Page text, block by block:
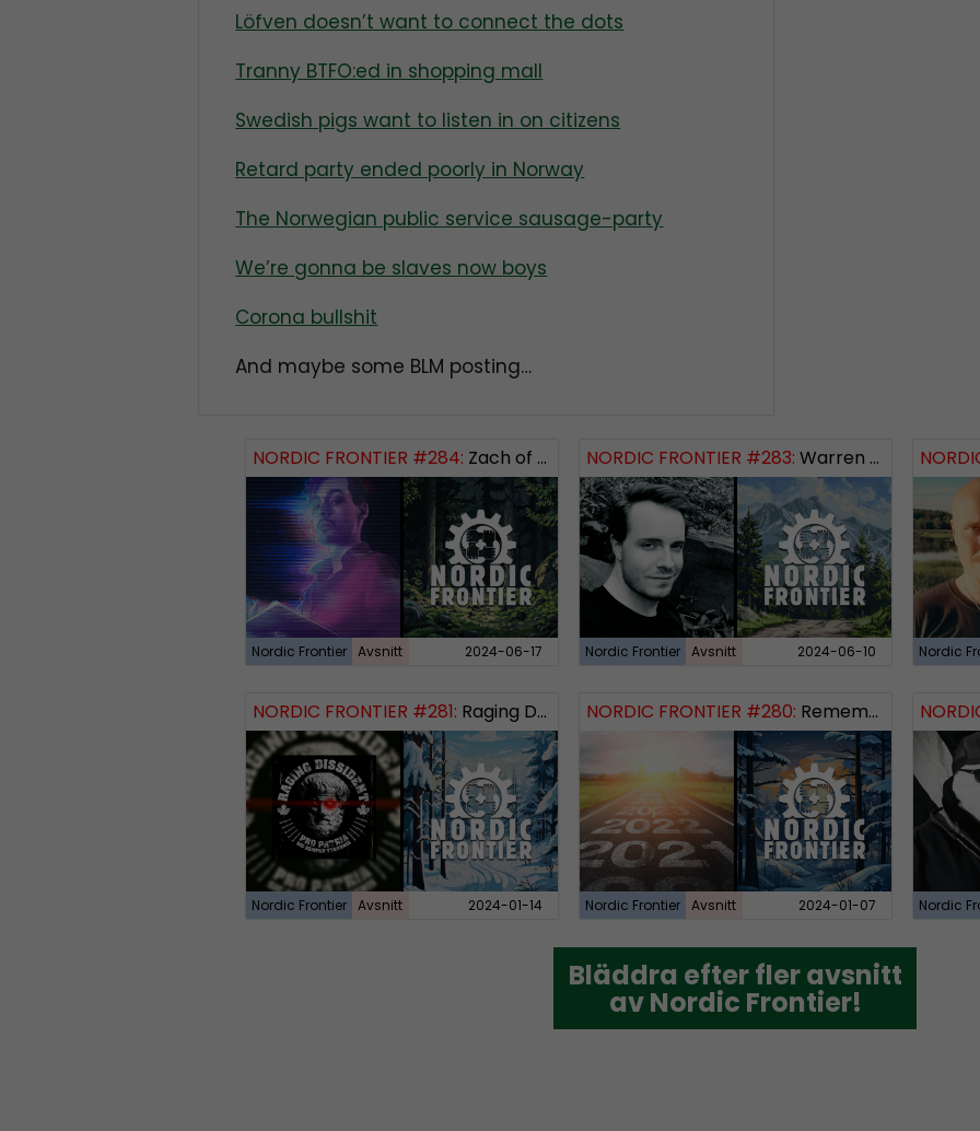
Löfven doesn’t want to connect the dots
Tranny BTFO:ed in shopping mall
Swedish pigs want to listen in on citizens
Retard party ended poorly in Norway
The Norwegian public service sausage-party
We’re gonna be slaves now boys
Corona bullshit
And maybe some BLM posting…
NORDIC FRONTIER #284: Zach of Logos Revealed
Nordic Frontier Avsnitt 2024-06-17
NORDIC FRONTIER #283: Warren Balogh of Warstrike
Nordic Frontier Avsnitt 2024-06-10 Nordic
NORDIC FRONTIER #281: Raging Dissident
Nordic Frontier Avsnitt 2024-01-14
NORDIC FRONTIER #280: Remembering 2023 and looking forward
Nordic Frontier Avsnitt 2024-01-07 Nordic
Bläddra efter fler avsnitt
av Nordic Frontier!
Bläddra efter fler avsnitt
av Nordic Frontier!